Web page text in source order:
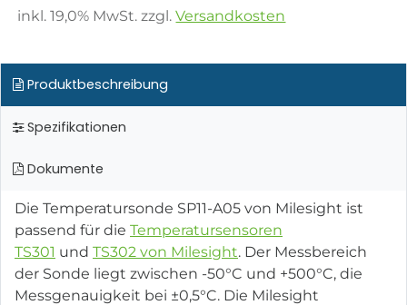
inkl.19,0% MwSt. zzgl.Versandkosten
Produktbeschreibung
Spezifikationen
Dokumente
Die Temperatursonde SP11-A05 von Milesight ist
passend für die Temperatursensoren
TS301 und TS302 von Milesight. Der Messbereich
der Sonde liegt zwischen -50°C und +500°C, die
Messgenauigkeit bei ±0,5°C. Die Milesight